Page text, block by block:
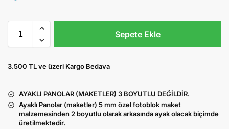
Sepete Ekle
3.500 TL ve üzeri Kargo Bedava
AYAKLI PANOLAR (MAKETLER) 3 BOYUTLU DEĞİLDİR.
Ayaklı Panolar (maketler) 5 mm özel fotoblok maket
malzemesinden 2 boyutlu olarak arkasında ayak olacak biçimde
üretilmektedir.